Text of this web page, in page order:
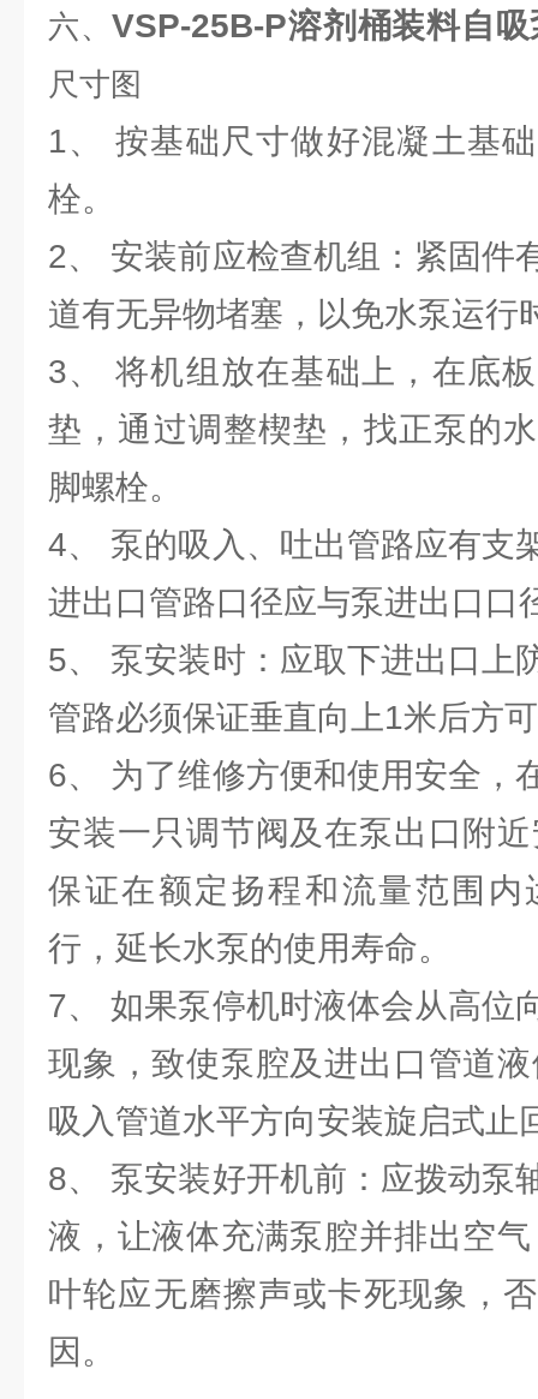
六、VSP-25B-P溶剂桶装料自吸
尺寸图
1、 按基础尺寸做好混凝土基
栓。
2、 安装前应检查机组：紧固件
道有无异物堵塞，以免水泵运行
3、 将机组放在基础上，在底
垫，通过调整楔垫，找正泵的
脚螺栓。
4、 泵的吸入、吐出管路应有支
进出口管路口径应与泵进出口口
5、 泵安装时：应取下进出口上
管路必须保证垂直向上1米后方
6、 为了维修方便和使用安全，
安装一只调节阀及在泵出口附
保证在额定扬程和流量范围内
行，延长水泵的使用寿命。
7、 如果泵停机时液体会从高位
现象，致使泵腔及进出口管道
吸入管道水平方向安装旋启式止
8、 泵安装好开机前：应拨动泵
液，让液体充满泵腔并排出空
叶轮应无磨擦声或卡死现象，
因。